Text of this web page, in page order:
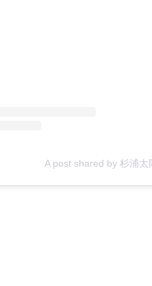
A post shared by 杉浦